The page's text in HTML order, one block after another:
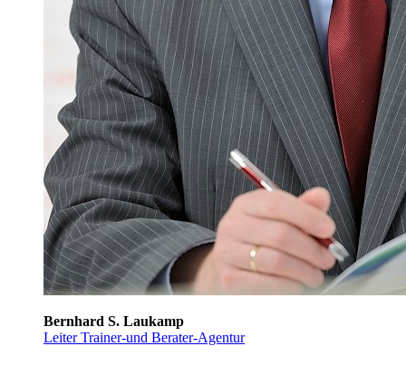
Bernhard S. Laukamp
Leiter Trainer-und Berater-Agentur